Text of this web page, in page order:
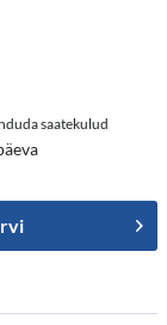
saatekulud